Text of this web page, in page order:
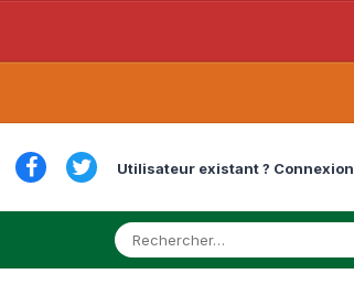
Utilisateur existant ? Connexion